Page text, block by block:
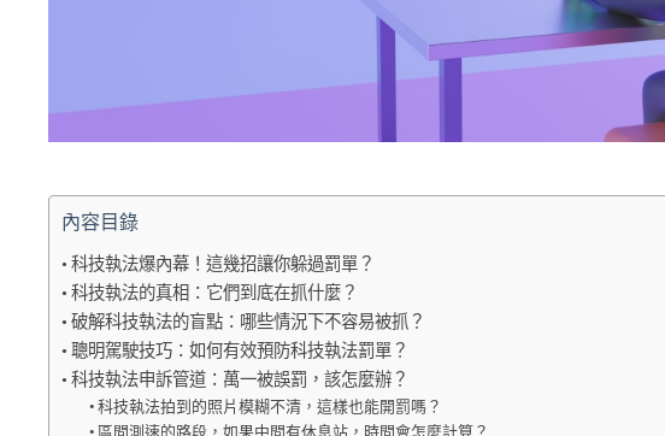
內容目錄
科技執法爆內幕！這幾招讓你躲過罰單？
科技執法的真相：它們到底在抓什麼？
破解科技執法的盲點：哪些情況下不容易被抓？
聰明駕駛技巧：如何有效預防科技執法罰單？
科技執法申訴管道：萬一被誤罰，該怎麼辦？
科技執法拍到的照片模糊不清，這樣也能開罰嗎？
區間測速的路段，如果中間有休息站，時間會怎麼計算？